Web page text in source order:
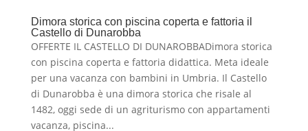
Dimora storica con piscina coperta e fattoria il
Castello di Dunarobba
OFFERTE IL CASTELLO DI DUNAROBBADimora storica
con piscina coperta e fattoria didattica. Meta ideale
per una vacanza con bambini in Umbria. Il Castello
di Dunarobba è una dimora storica che risale al
1482, oggi sede di un agriturismo con appartamenti
vacanza, piscina...